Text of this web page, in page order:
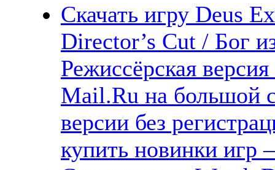
Скачать игру Deus
Director’s Cut / Бог
Режиссёрская
Mail.Ru на большой
версии без
купить новинки игр